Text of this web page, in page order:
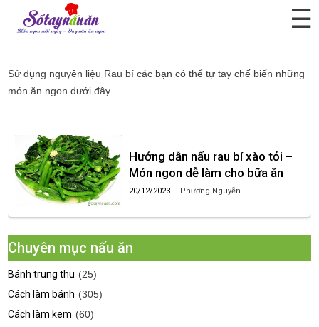
☰
Sử dụng nguyên liệu Rau bí các bạn có thể tự tay chế biến những
món ăn ngon dưới đây
Hướng dẫn nấu rau bí xào tỏi –
Món ngon dễ làm cho bữa ăn
20/12/2023 Phương Nguyễn
Chuyên mục nấu ăn
Bánh trung thu (25)
Cách làm bánh (305)
Cách làm kem (60)